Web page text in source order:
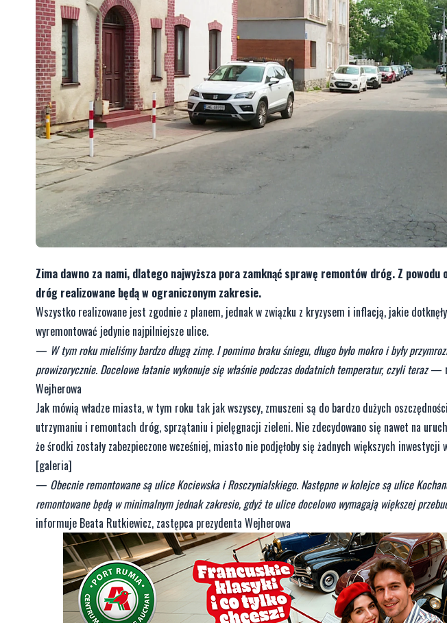
Zima dawno za nami, dlatego najwyższa pora zamknąć sprawę remontów dróg. Z
dróg realizowane będą w ograniczonym zakresie.
Wszystko realizowane jest zgodnie z planem, jednak w związku z kryzysem i inflacją, jakie
wyremontować jedynie najpilniejsze ulice.
— W tym roku mieliśmy bardzo długą zimę. I pomimo braku śniegu, długo było mokro i były
prowizorycznie. Docelowe łatanie wykonuje się właśnie podczas dodatnich temperatur, czyli teraz—
Wejherowa
Jak mówią władze miasta, w tym roku tak jak wszyscy, zmuszeni są do bardzo dużych
utrzymaniu i remontach dróg, sprzątaniu i pielęgnacji zieleni. Nie zdecydowano się nawet na
że środki zostały zabezpieczone wcześniej, miasto nie podjęłoby się żadnych większych inwestycji
[galeria]
— Obecnie remontowane są ulice Kociewska i Rosczynialskiego. Następne w kolejce są ulice
remontowane będą w minimalnym jednak zakresie, gdyż te ulice docelowo wymagają większej
informuje Beata Rutkiewicz, zastępca prezydenta Wejherowa